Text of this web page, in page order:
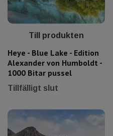
Till produkten
Heye - Blue Lake - Edition
Alexander von Humboldt -
1000 Bitar pussel
Tillfälligt slut